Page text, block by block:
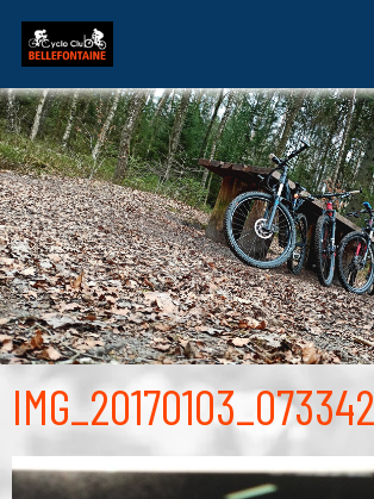
IMG_20170103_073342